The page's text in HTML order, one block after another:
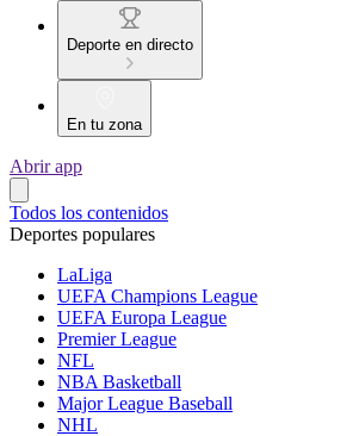
Deporte en directo
En tu zona
Abrir app
Todos los contenidos
Deportes populares
LaLiga
UEFA Champions League
UEFA Europa League
Premier League
NFL
NBA Basketball
Major League Baseball
NHL